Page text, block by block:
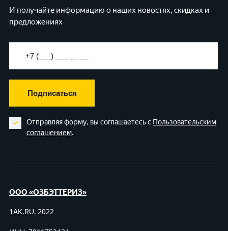
И получайте информацию о наших новостях, скидках и
предложениях
Подписаться
Отправляя форму, вы соглашаетесь с Пользовательским
соглашением.
ООО «ОЗБЭТТЕРИЗ»
1AK.RU, 2022